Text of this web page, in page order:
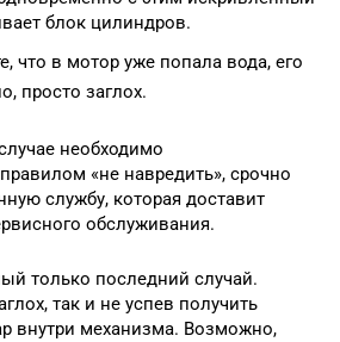
блок цилиндров.
что в мотор уже попала вода, его
просто заглох.
необходимо
«не навредить», срочно
службу, которая доставит
обслуживания.
только последний случай.
так и не успев получить
внутри механизма. Возможно,